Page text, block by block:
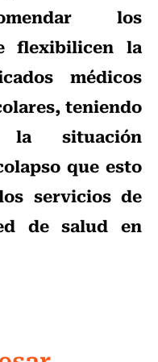
los
flexibilicen la
médicos
teniendo
la situación
que esto
servicios de
de salud en